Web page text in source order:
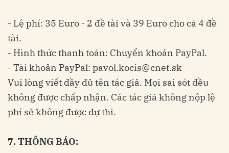
- Lệ phí: 35 Euro - 2 đề tài và 39 Euro cho cả 4 đề
tài.
- Hình thức thanh toán: Chuyển khoản PayPal.
- Tài khoản PayPal: pavol.kocis@cnet.sk
Vui lòng viết đầy đủ tên tác giả. Mọi sai sót đều
không được chấp nhận. Các tác giả không nộp lệ
phí sẽ không được dự thi.
7. THÔNG BÁO: